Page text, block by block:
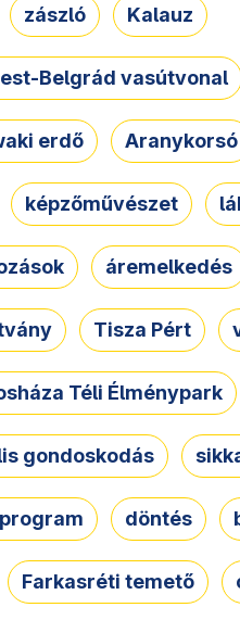
zászló Kalauz
Belgrád vasútvonal
erdő Aranykorsó
képzőművészet
áremelkedés
Tisza Pért
Téli Élménypark
gondoskodás
döntés
Farkasréti temető